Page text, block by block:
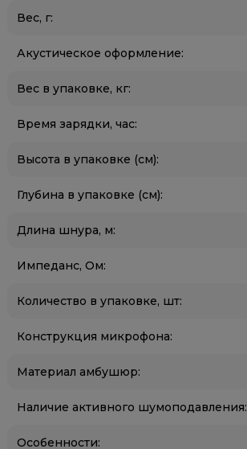
Вес, г:
Акустическое оформление:
Вес в упаковке, кг:
Время зарядки, чac:
Высота в упаковке (см):
Глубина в упаковке (см):
Длина шнура, м:
Импеданс, Ом:
Количество в упаковке, шт:
Конструкция микрофона:
Материал амбушюр:
Наличие активного шумоподавления:
Особенности: